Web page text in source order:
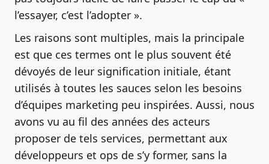
l’essayer, c’est l’adopter ».
Les raisons sont multiples, mais la principale
est que ces termes ont le plus souvent été
dévoyés de leur signification initiale, étant
utilisés à toutes les sauces selon les besoins
d’équipes marketing peu inspirées. Aussi, nous
avons vu au fil des années des acteurs
proposer de tels services, permettant aux
développeurs et ops de s’y former, sans la